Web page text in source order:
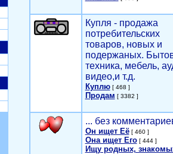
Купля - продажа
потребительских
товаров, новых и
подержаных.
техника, мебель,
видео,и т.д.
Куплю[ 468 ]
Продам [ 3382 ]
... без
Он ищет Её[ 460 ]
Она ищет Его[ 444 ]
Ищу родных,